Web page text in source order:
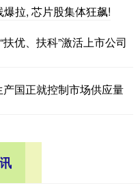
拉, 芯片股集体狂飙!
优、扶科”激活上市公司
国正就控制市场供应量